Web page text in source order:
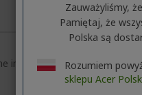
informacje o serii
Zauważyliśmy,
Pamiętaj, że
Polska są
Rozumiem
sklepu Acer